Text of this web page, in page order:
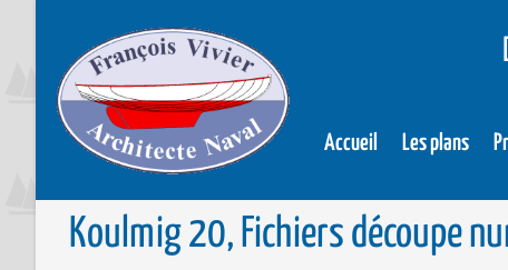
Accueil Les plans
Koulmig 20, Fichiers découpe